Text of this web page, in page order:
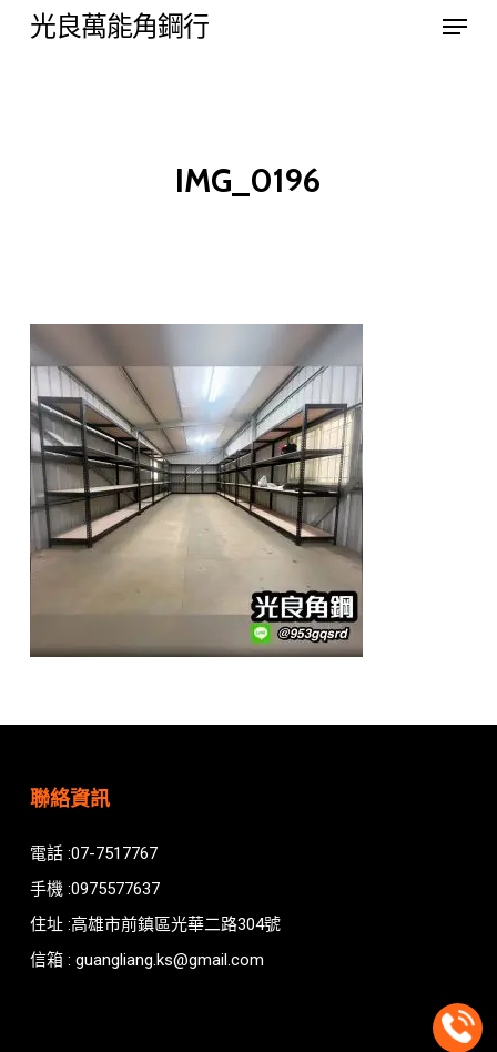
光良萬能角鋼行 Menu
IMG_0196
聯絡資訊
電話 :07-7517767
手機 :0975577637
住址 :高雄市前鎮區光華二路304號
信箱 : guangliang.ks@gmail.com